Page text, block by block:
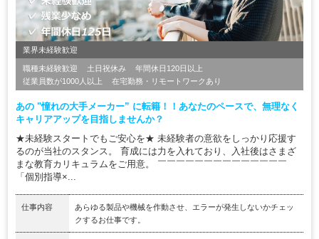
業界未経験歓迎
職種未経験歓迎 土日祝休み
年間休日120日以上
従業員数が1000人以上
在宅勤務・リモートワークあり
あの "憧れの大手メーカー” に転籍！！あなたのペースで、無理なく
キャリアアップを目指しませんか？
★未経験スタートでもご安心を★ 未経験者の意欲をしっかり応援す
るのが当社のスタンス。 育成には力を入れており、入社後はさまざ
まな教育カリキュラムをご用意。 ￣￣￣￣￣￣￣￣￣￣￣￣￣￣
「個別指導×...
仕事内容
あらゆる製品や機械を作動させ、エラーが発生しないかチェッ
クするお仕事です。